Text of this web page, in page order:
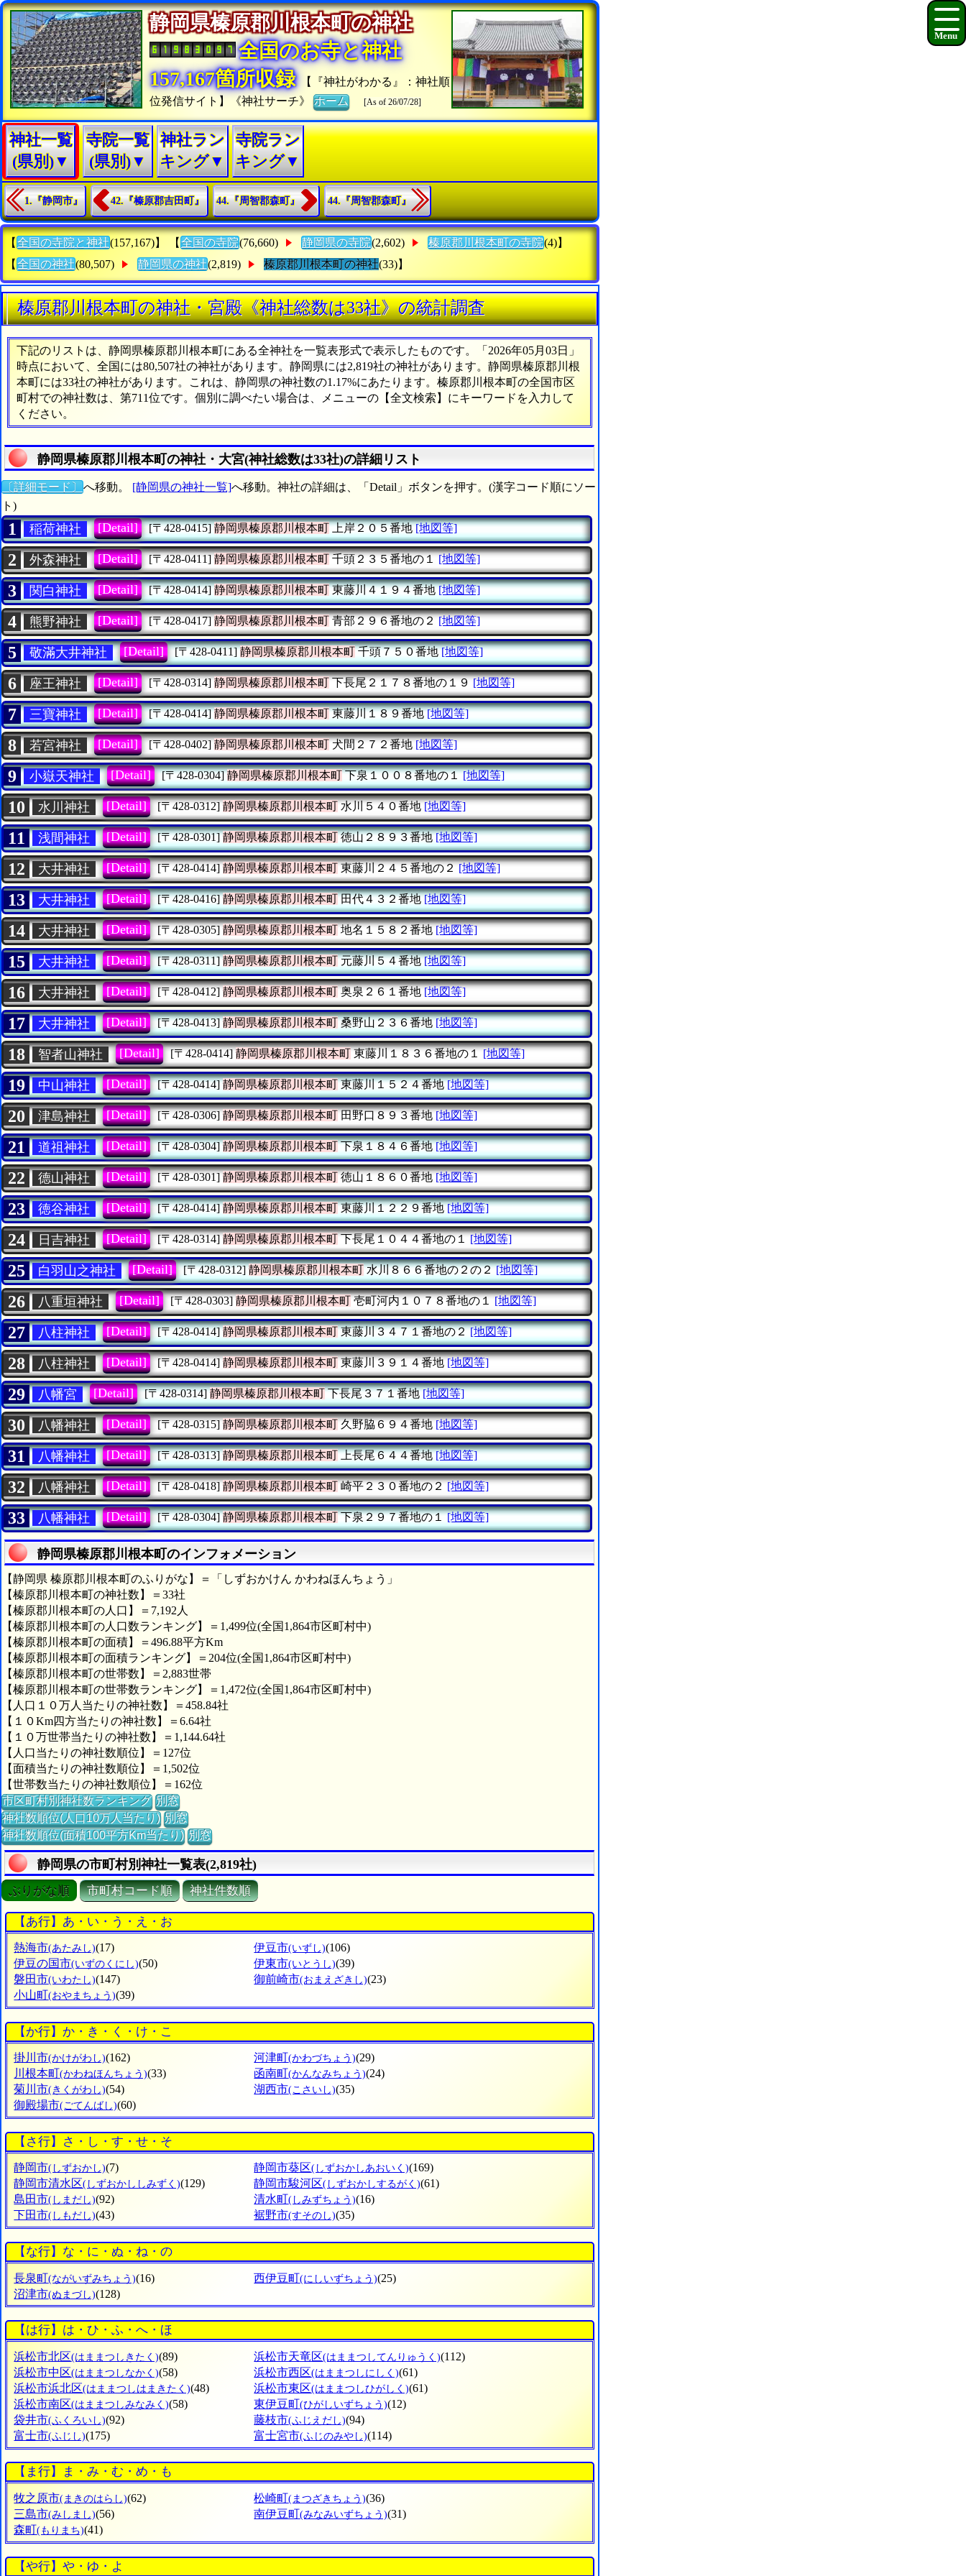
静岡県榛原郡川根本町の神社
全国のお寺と神社
157,167箇所収録
【『神社がわかる』：神社順
位発信サイト】《神社サーチ》ホーム [As of 26/07/28]
神社一覧
(県別)▼
寺院一覧
(県別)▼
神社ラン
キング▼
寺院ラン
キング▼
1.『静岡市』 42.『榛原郡吉田町』 44.『周智郡森町』 44.『周智郡森町』
【 全国の寺院と神社(157,167)】 【 全国の寺院(76,660) 静岡県の寺院(2,602) 榛原郡川根本町の寺院(4)】
【 全国の神社(80,507) 静岡県の神社(2,819) 榛原郡川根本町の神社(33)】
榛原郡川根本町の神社・宮殿《神社総数は33社》の統計調査
下記のリストは、静岡県榛原郡川根本町にある全神社を一覧表形式で表示したものです。「2026年05月03日」
時点において、全国には80,507社の神社があります。静岡県には2,819社の神社があります。静岡県榛原郡川根
本町には33社の神社があります。これは、静岡県の神社数の1.17%にあたります。榛原郡川根本町の全国市区
町村での神社数は、第711位です。個別に調べたい場合は、メニューの【全文検索】にキーワードを入力して
ください。
静岡県榛原郡川根本町の神社・大宮(神社総数は33社)の詳細リスト
〔詳細モード〕 へ移動。 [静岡県の神社一覧]へ移動。神社の詳細は、「Detail」ボタンを押す。(漢字コード順にソー
ト)
1 稲荷神社 [Detail] [〒428-0415] 静岡県榛原郡川根本町上岸２０５番地 [地図等]
2 外森神社 [Detail] [〒428-0411] 静岡県榛原郡川根本町千頭２３５番地の１ [地図等]
3 関白神社 [Detail] [〒428-0414] 静岡県榛原郡川根本町東藤川４１９４番地 [地図等]
4 熊野神社 [Detail] [〒428-0417] 静岡県榛原郡川根本町青部２９６番地の２ [地図等]
5 敬滿大井神社 [Detail] [〒428-0411] 静岡県榛原郡川根本町千頭７５０番地 [地図等]
6 座王神社 [Detail] [〒428-0314] 静岡県榛原郡川根本町下長尾２１７８番地の１９ [地図等]
7 三寶神社 [Detail] [〒428-0414] 静岡県榛原郡川根本町東藤川１８９番地 [地図等]
8 若宮神社 [Detail] [〒428-0402] 静岡県榛原郡川根本町犬間２７２番地 [地図等]
9 小嶽天神社 [Detail] [〒428-0304] 静岡県榛原郡川根本町下泉１００８番地の１ [地図等]
10 水川神社 [Detail] [〒428-0312] 静岡県榛原郡川根本町水川５４０番地 [地図等]
11 浅間神社 [Detail] [〒428-0301] 静岡県榛原郡川根本町徳山２８９３番地 [地図等]
12 大井神社 [Detail] [〒428-0414] 静岡県榛原郡川根本町東藤川２４５番地の２ [地図等]
13 大井神社 [Detail] [〒428-0416] 静岡県榛原郡川根本町田代４３２番地 [地図等]
14 大井神社 [Detail] [〒428-0305] 静岡県榛原郡川根本町地名１５８２番地 [地図等]
15 大井神社 [Detail] [〒428-0311] 静岡県榛原郡川根本町元藤川５４番地 [地図等]
16 大井神社 [Detail] [〒428-0412] 静岡県榛原郡川根本町奥泉２６１番地 [地図等]
17 大井神社 [Detail] [〒428-0413] 静岡県榛原郡川根本町桑野山２３６番地 [地図等]
18 智者山神社 [Detail] [〒428-0414] 静岡県榛原郡川根本町東藤川１８３６番地の１ [地図等]
19 中山神社 [Detail] [〒428-0414] 静岡県榛原郡川根本町東藤川１５２４番地 [地図等]
20 津島神社 [Detail] [〒428-0306] 静岡県榛原郡川根本町田野口８９３番地 [地図等]
21 道祖神社 [Detail] [〒428-0304] 静岡県榛原郡川根本町下泉１８４６番地 [地図等]
22 德山神社 [Detail] [〒428-0301] 静岡県榛原郡川根本町徳山１８６０番地 [地図等]
23 徳谷神社 [Detail] [〒428-0414] 静岡県榛原郡川根本町東藤川１２２９番地 [地図等]
24 日吉神社 [Detail] [〒428-0314] 静岡県榛原郡川根本町下長尾１０４４番地の１ [地図等]
25 白羽山之神社 [Detail] [〒428-0312] 静岡県榛原郡川根本町水川８６６番地の２の２ [地図等]
26 八重垣神社 [Detail] [〒428-0303] 静岡県榛原郡川根本町壱町河内１０７８番地の１ [地図等]
27 八柱神社 [Detail] [〒428-0414] 静岡県榛原郡川根本町東藤川３４７１番地の２ [地図等]
28 八柱神社 [Detail] [〒428-0414] 静岡県榛原郡川根本町東藤川３９１４番地 [地図等]
29 八幡宮 [Detail] [〒428-0314] 静岡県榛原郡川根本町下長尾３７１番地 [地図等]
30 八幡神社 [Detail] [〒428-0315] 静岡県榛原郡川根本町久野脇６９４番地 [地図等]
31 八幡神社 [Detail] [〒428-0313] 静岡県榛原郡川根本町上長尾６４４番地 [地図等]
32 八幡神社 [Detail] [〒428-0418] 静岡県榛原郡川根本町崎平２３０番地の２ [地図等]
33 八幡神社 [Detail] [〒428-0304] 静岡県榛原郡川根本町下泉２９７番地の１ [地図等]
静岡県榛原郡川根本町のインフォメーション
【静岡県 榛原郡川根本町のふりがな】＝「しずおかけん かわねほんちょう」
【榛原郡川根本町の神社数】＝33社
【榛原郡川根本町の人口】＝7,192人
【榛原郡川根本町の人口数ランキング】＝1,499位(全国1,864市区町村中)
【榛原郡川根本町の面積】＝496.88平方Km
【榛原郡川根本町の面積ランキング】＝204位(全国1,864市区町村中)
【榛原郡川根本町の世帯数】＝2,883世帯
【榛原郡川根本町の世帯数ランキング】＝1,472位(全国1,864市区町村中)
【人口１０万人当たりの神社数】＝458.84社
【１０Km四方当たりの神社数】＝6.64社
【１０万世帯当たりの神社数】＝1,144.64社
【人口当たりの神社数順位】＝127位
【面積当たりの神社数順位】＝1,502位
【世帯数当たりの神社数順位】＝162位
市区町村別神社数ランキング 別窓
神社数順位(人口10万人当たり) 別窓
神社数順位(面積100平方Km当たり) 別窓
静岡県の市町村別神社一覧表(2,819社)
ぶりがな順 市町村コード順 神社件数順
【あ行】あ・い・う・え・お
熱海市(あたみし)(17) 伊豆市(いずし)(106)
伊豆の国市(いずのくにし)(50) 伊東市(いとうし)(39)
磐田市(いわたし)(147) 御前崎市(おまえざきし)(23)
小山町(おやまちょう)(39)
【か行】か・き・く・け・こ
掛川市(かけがわし)(162) 河津町(かわづちょう)(29)
川根本町(かわねほんちょう)(33) 函南町(かんなみちょう)(24)
菊川市(きくがわし)(54) 湖西市(こさいし)(35)
御殿場市(ごてんばし)(60)
【さ行】さ・し・す・せ・そ
静岡市(しずおかし)(7) 静岡市葵区(しずおかしあおいく)(169)
静岡市清水区(しずおかししみずく)(129) 静岡市駿河区(しずおかしするがく)(61)
島田市(しまだし)(92) 清水町(しみずちょう)(16)
下田市(しもだし)(43) 裾野市(すそのし)(35)
【な行】な・に・ぬ・ね・の
長泉町(ながいずみちょう)(16) 西伊豆町(にしいずちょう)(25)
沼津市(ぬまづし)(128)
【は行】は・ひ・ふ・へ・ほ
浜松市北区(はままつしきたく)(89) 浜松市天竜区(はままつしてんりゅうく)(112)
浜松市中区(はままつしなかく)(58) 浜松市西区(はままつしにしく)(61)
浜松市浜北区(はままつしはまきたく)(48) 浜松市東区(はままつしひがしく)(61)
浜松市南区(はままつしみなみく)(58) 東伊豆町(ひがしいずちょう)(12)
袋井市(ふくろいし)(92) 藤枝市(ふじえだし)(94)
富士市(ふじし)(175) 富士宮市(ふじのみやし)(114)
【ま行】ま・み・む・め・も
牧之原市(まきのはらし)(62) 松崎町(まつざきちょう)(36)
三島市(みしまし)(56) 南伊豆町(みなみいずちょう)(31)
森町(もりまち)(41)
【や行】や・ゆ・よ